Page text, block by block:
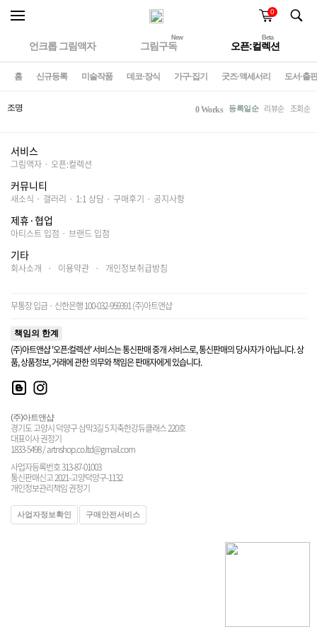
0
언크롭 그림액자
New
그림구독
Beta
오픈:컬렉션
홈 신규등록 미술작품 데코·장식 가구·집기 굿즈·액세서리 도서·출판
조명 0 Works 등록일순 리뷰순 조회순
서비스
그림액자 · 오픈:컬렉션
커뮤니티
새소식 · 갤러리 · 1:1 상담 · 구매후기 · 공지사항
제휴·협업
아티스트 입점 · 브랜드 입점
기타
회사소개 · 이용약관 · 개인정보취급방침
무통장 입금 · 신한은행 100-032-959391 (주)아트앤샵
책임의 한계
(주)아트앤샵 '오픈:컬렉션' 서비스는 통신판매 중개 서비스로, 통신판매의 당사자가 아닙니다. 상
품, 상품정보, 거래에 관한 의무와 책임은 판매자에게 있습니다.
(주)아트앤샵
경기도 고양시 덕양구 삼막3길 5 지축한강듀클래스 220호
대표이사 권정기
1833-5498 / artnshop.co.ltd@gmail.com
사업자등록번호 313-87-01003
통신판매신고 2021-고양덕양구-1132
개인정보관리책임 권정기
사업자정보확인 구매안전서비스